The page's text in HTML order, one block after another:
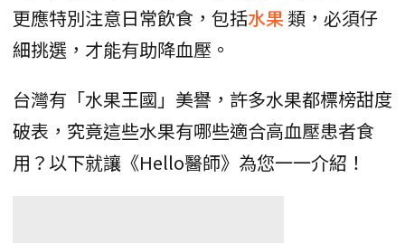
更應特別注意日常飲食，包括水果 類，必須仔
細挑選，才能有助降血壓。
台灣有「水果王國」美譽，許多水果都標榜甜度
破表，究竟這些水果有哪些適合高血壓患者食
用？以下就讓《Hello醫師》為您一一介紹！